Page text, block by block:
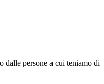
persone a cui teniamo di